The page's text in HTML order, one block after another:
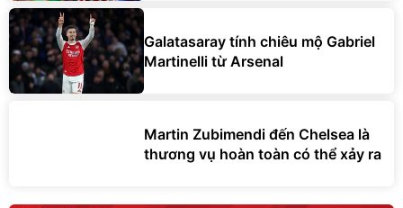
Galatasaray tính chiêu mộ Gabriel
Martinelli từ Arsenal
Martin Zubimendi đến Chelsea là
thương vụ hoàn toàn có thể xảy ra